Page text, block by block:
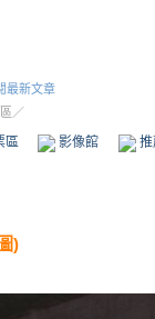
最新文章
／
區 影像館
)